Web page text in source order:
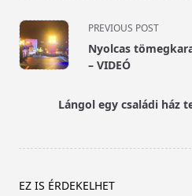
<span
class="nav-
subtitle
reader-
PREVIOUS POST
Nyolcas
– VIDEÓ
Lángol egy családi ház
EZ IS ÉRDEKELHET